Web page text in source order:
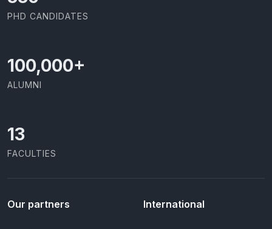
PHD CANDIDATES
100,000+
ALUMNI
13
FACULTIES
Our partners International